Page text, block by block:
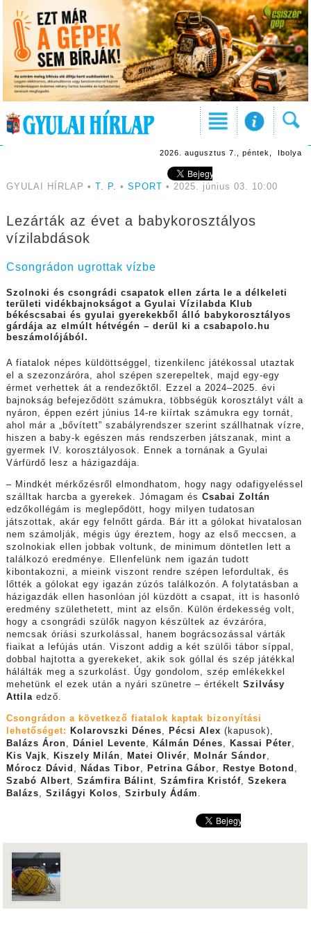
2026. augusztus 7., péntek, Ibolya
GYULAI HÍRLAP • T. P. • SPORT • 2025. június 03. 10:00
Lezárták az évet a babykorosztályos
vízilabdások
Csongrádon ugrottak vízbe
Szolnoki és csongrádi csapatok ellen zárta le a délkeleti
területi vidékbajnokságot a Gyulai Vízilabda Klub
békéscsabai és gyulai gyerekekből álló babykorosztályos
gárdája az elmúlt hétvégén – derül ki a csabapolo.hu
beszámolójából.
A fiatalok népes küldöttséggel, tizenkilenc játékossal utaztak
el a szezonzáróra, ahol szépen szerepeltek, majd egy-egy
érmet verhettek át a rendezőktől. Ezzel a 2024–2025. évi
bajnokság befejeződött számukra, többségük korosztályt vált a
nyáron, éppen ezért június 14-re kiírtak számukra egy tornát,
ahol már a „bővített” szabályrendszer szerint szállhatnak vízre,
hiszen a baby-k egészen más rendszerben játszanak, mint a
gyermek IV. korosztályosok. Ennek a tornának a Gyulai
Várfürdő lesz a házigazdája.
– Mindkét mérkőzésről elmondhatom, hogy nagy odafigyeléssel
szálltak harcba a gyerekek. Jómagam és Csabai Zoltán
edzőkollégám is meglepődött, hogy milyen tudatosan
játszottak, akár egy felnőtt gárda. Bár itt a gólokat hivatalosan
nem számolják, mégis úgy éreztem, hogy az első meccsen, a
szolnokiak ellen jobbak voltunk, de minimum döntetlen lett a
találkozó eredménye. Ellenfelünk nem igazán tudott
kibontakozni, a mieink viszont rendre szépen lefordultak, és
lőtték a gólokat egy igazán zúzós találkozón. A folytatásban a
házigazdák ellen hasonlóan jól küzdött a csapat, itt is hasonló
eredmény születhetett, mint az elsőn. Külön érdekesség volt,
hogy a csongrádi szülők nagyon készültek az évzáróra,
nemcsak óriási szurkolással, hanem bográcsozással várták
fiaikat a lefújás után. Viszont addig a két szülői tábor síppal,
dobbal hajtotta a gyerekeket, akik sok góllal és szép játékkal
hálálták meg a szurkolást. Úgy gondolom, szép emlékekkel
mehetünk el ezek után a nyári szünetre – értékelt Szilvásy
Attilaedző.
Csongrádon a következő fiatalok kaptak bizonyítási
lehetőséget:
Kolarovszki Dénes Pécsi Alex (kapusok),
Balázs Áron
Dániel Levente Kálmán Dénes Kassai Péter
Kis Vajk
Kiszely Milán Matei Olivér Molnár Sándor
Mórocz Dávid
Nádas Tibor Petrina Gábor Restye Botond
Szabó Albert
Számfira Bálint Számfira Kristóf, Szekera
Balázs
Szilágyi Kolos Szirbuly Ádám